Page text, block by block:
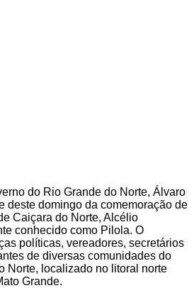
do Rio Grande do Norte, Álvaro
deste domingo da comemoração de
Caiçara do Norte, Alcélio
conhecido como Pilola. O
políticas, vereadores, secretários
de diversas comunidades do
Norte, localizado no litoral norte
Grande.